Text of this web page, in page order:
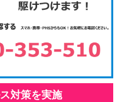
対策を実施